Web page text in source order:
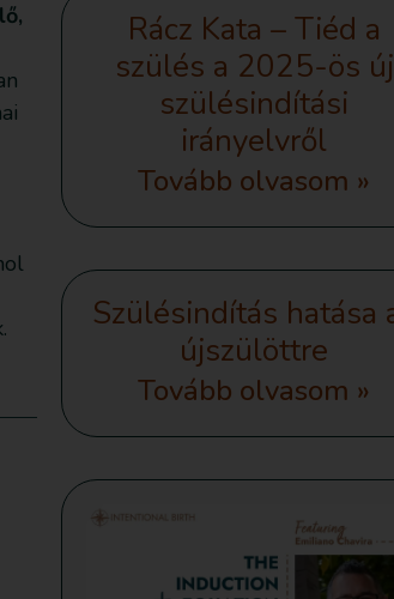
Rácz Kata – Tiéd a
szülés a 2025-ös új
szülésindítási
irányelvről
Tovább olvasom »
Szülésindítás hatása
újszülöttre
Tovább olvasom »